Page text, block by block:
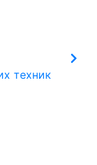
техник